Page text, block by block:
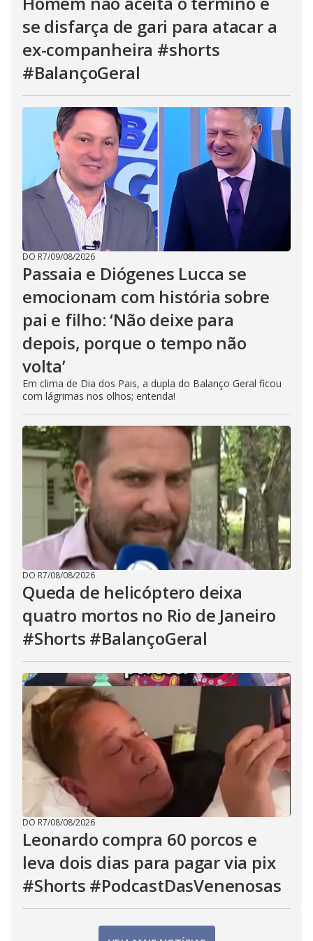
se disfarça de gari para atacar a
ex-companheira #shorts
#BalançoGeral
DO R7/09/08/2026
Passaia e Diógenes Lucca se
emocionam com história sobre
pai e filho: ‘Não deixe para
depois, porque o tempo não
volta’
Em clima de Dia dos Pais, a dupla do Balanço Geral ficou
com lágrimas nos olhos; entenda!
DO R7/08/08/2026
Queda de helicóptero deixa
quatro mortos no Rio de Janeiro
#Shorts #BalançoGeral
DO R7/08/08/2026
Leonardo compra 60 porcos e
leva dois dias para pagar via pix
#Shorts #PodcastDasVenenosas